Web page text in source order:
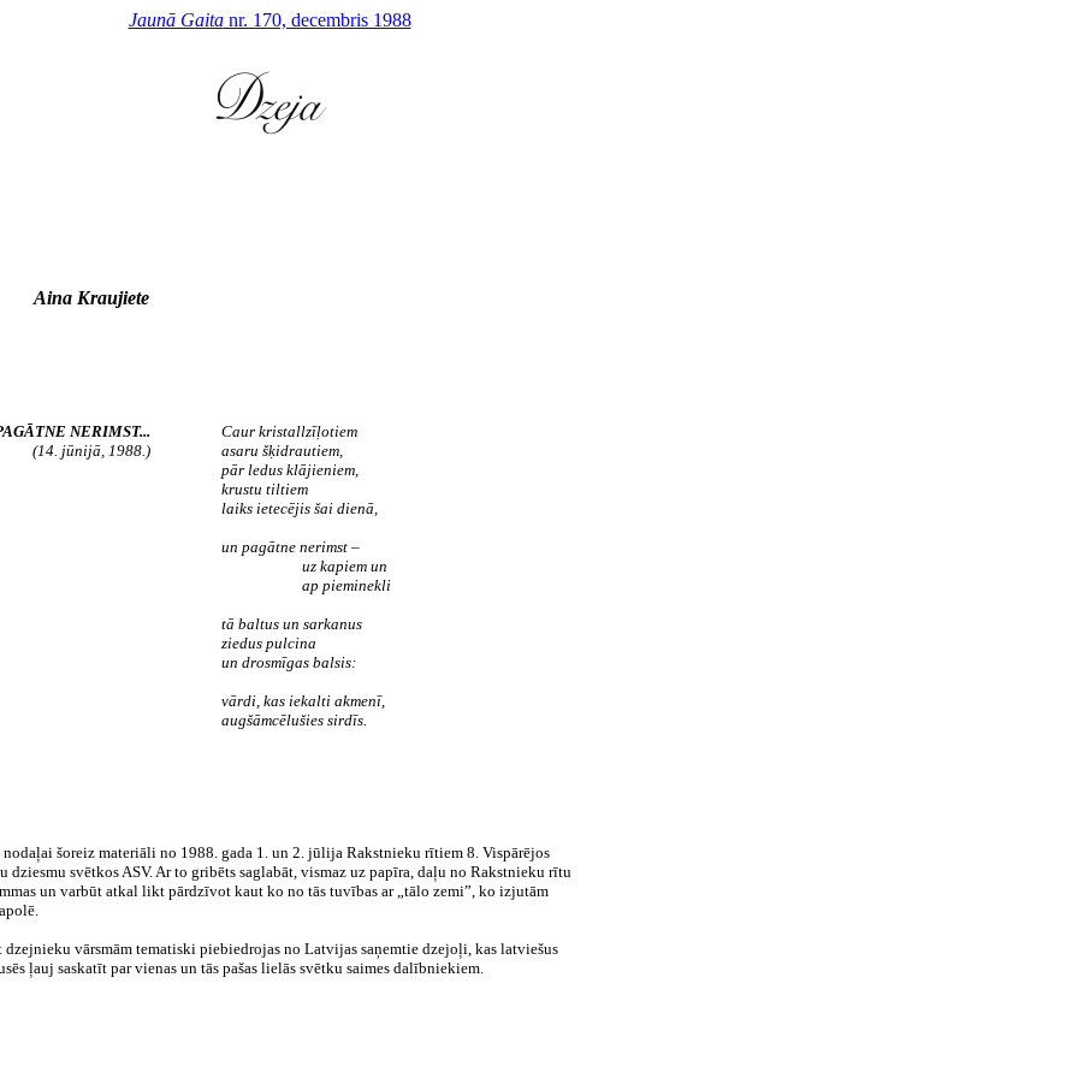
Jaunā Gaitanr. 170, decembris 1988
Aina Kraujiete
NERIMST...
(14. jūnijā, 1988.)
Caur kristallzīļotiem
asaru šķidrautiem,
pār ledus klājieniem,
krustu tiltiem
laiks ietecējis šai dienā,
un pagātne nerimst –
uz kapiem un
ap pieminekli
tā baltus un sarkanus
ziedus pulcina
un drosmīgas balsis:
vārdi, kas iekalti akmenī,
augšāmcēlušies sirdīs.
nodaļai šoreiz materiāli no 1988. gada 1. un 2. jūlija Rakstnieku rītiem 8. Vispārējos
dziesmu svētkos ASV. Ar to gribēts saglabāt, vismaz uz papīra, daļu no Rakstnieku rītu
un varbūt atkal likt pārdzīvot kaut ko no tās tuvības ar „tālo zemi”, ko izjutām
dzejnieku vārsmām tematiski piebiedrojas no Latvijas saņemtie dzejoļi, kas latviešus
ļauj saskatīt par vienas un tās pašas lielās svētku saimes dalībniekiem.